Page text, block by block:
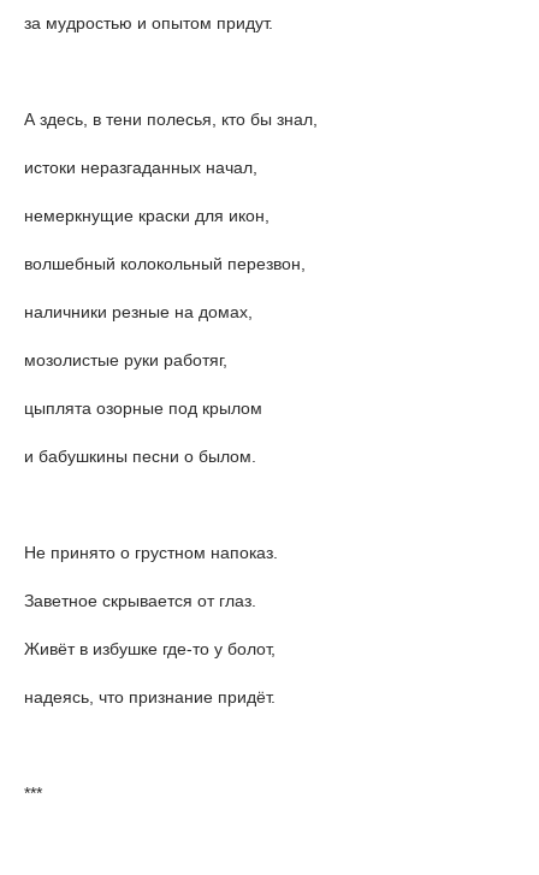
за мудростью и опытом придут.
А здесь, в тени полесья, кто бы знал,
истоки неразгаданных начал,
немеркнущие краски для икон,
волшебный колокольный перезвон,
наличники резные на домах,
мозолистые руки работяг,
цыплята озорные под крылом
и бабушкины песни о былом.
Не принято о грустном напоказ.
Заветное скрывается от глаз.
Живёт в избушке где-то у болот,
надеясь, что признание придёт.
***